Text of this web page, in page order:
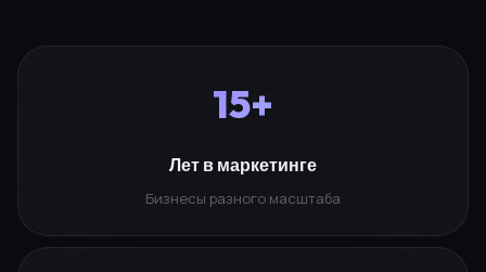
15+
Лет в маркетинге
Бизнесы разного масштаба